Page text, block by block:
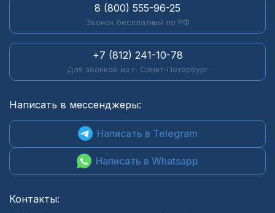
8 (800) 555-96-25
Звонок бесплатный по РФ
+7 (812) 241-10-78
Для звонков из г. Санкт-Петербург
Написать в мессенджеры:
Написать в Telegram
Написать в Whatsapp
Контакты: